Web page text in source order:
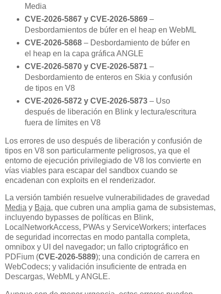
Media
CVE-2026-5867 y CVE-2026-5869–
Desbordamientos de búfer en el heap en WebML
CVE-2026-5868– Desbordamiento de búfer en
el heap en la capa gráfica ANGLE
CVE-2026-5870 y CVE-2026-5871–
Desbordamiento de enteros en Skia y confusión
de tipos en V8
CVE-2026-5872 y CVE-2026-5873– Uso
después de liberación en Blink y lectura/escritura
fuera de límites en V8
Los errores de uso después de liberación y confusión de
tipos en V8 son particularmente peligrosos, ya que el
entorno de ejecución privilegiado de V8 los convierte en
vías viables para escapar del sandbox cuando se
encadenan con exploits en el renderizador.
La versión también resuelve vulnerabilidades de gravedad
Media y Baja, que cubren una amplia gama de subsistemas,
incluyendo bypasses de políticas en Blink,
LocalNetworkAccess, PWAs y ServiceWorkers; interfaces
de seguridad incorrectas en modo pantalla completa,
omnibox y UI del navegador; un fallo criptográfico en
PDFium (CVE-2026-5889); una condición de carrera en
WebCodecs; y validación insuficiente de entrada en
Descargas, WebML y ANGLE.